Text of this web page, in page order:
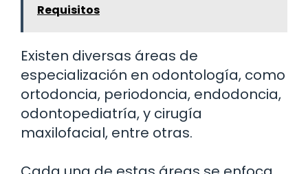
Requisitos
Existen diversas áreas de
especialización en odontología, como
ortodoncia, periodoncia, endodoncia,
odontopediatría, y cirugía
maxilofacial, entre otras.